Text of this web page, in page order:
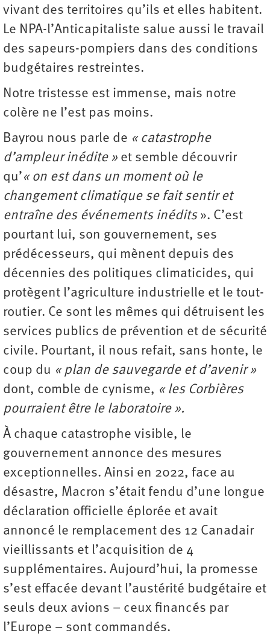
vivant des territoires qu’ils et elles habitent.
Le NPA-l’Anticapitaliste salue aussi le travail
des sapeurs-pompiers dans des conditions
budgétaires restreintes.
Notre tristesse est immense, mais notre
colère ne l’est pas moins.
Bayrou nous parle de « catastrophe
d’ampleur inédite » et semble découvrir
qu’« on est dans un moment où le
changement climatique se fait sentir et
entraîne des événements inédits ». C’est
pourtant lui, son gouvernement, ses
prédécesseurs, qui mènent depuis des
décennies des politiques climaticides, qui
protègent l’agriculture industrielle et le tout-
routier. Ce sont les mêmes qui détruisent les
services publics de prévention et de sécurité
civile. Pourtant, il nous refait, sans honte, le
coup du « plan de sauvegarde et d’avenir »
dont, comble de cynisme, « les Corbières
pourraient être le laboratoire ».
À chaque catastrophe visible, le
gouvernement annonce des mesures
exceptionnelles. Ainsi en 2022, face au
désastre, Macron s’était fendu d’une longue
déclaration officielle éplorée et avait
annoncé le remplacement des 12 Canadair
vieillissants et l’acquisition de 4
supplémentaires. Aujourd’hui, la promesse
s’est effacée devant l’austérité budgétaire et
seuls deux avions – ceux financés par
l’Europe – sont commandés.